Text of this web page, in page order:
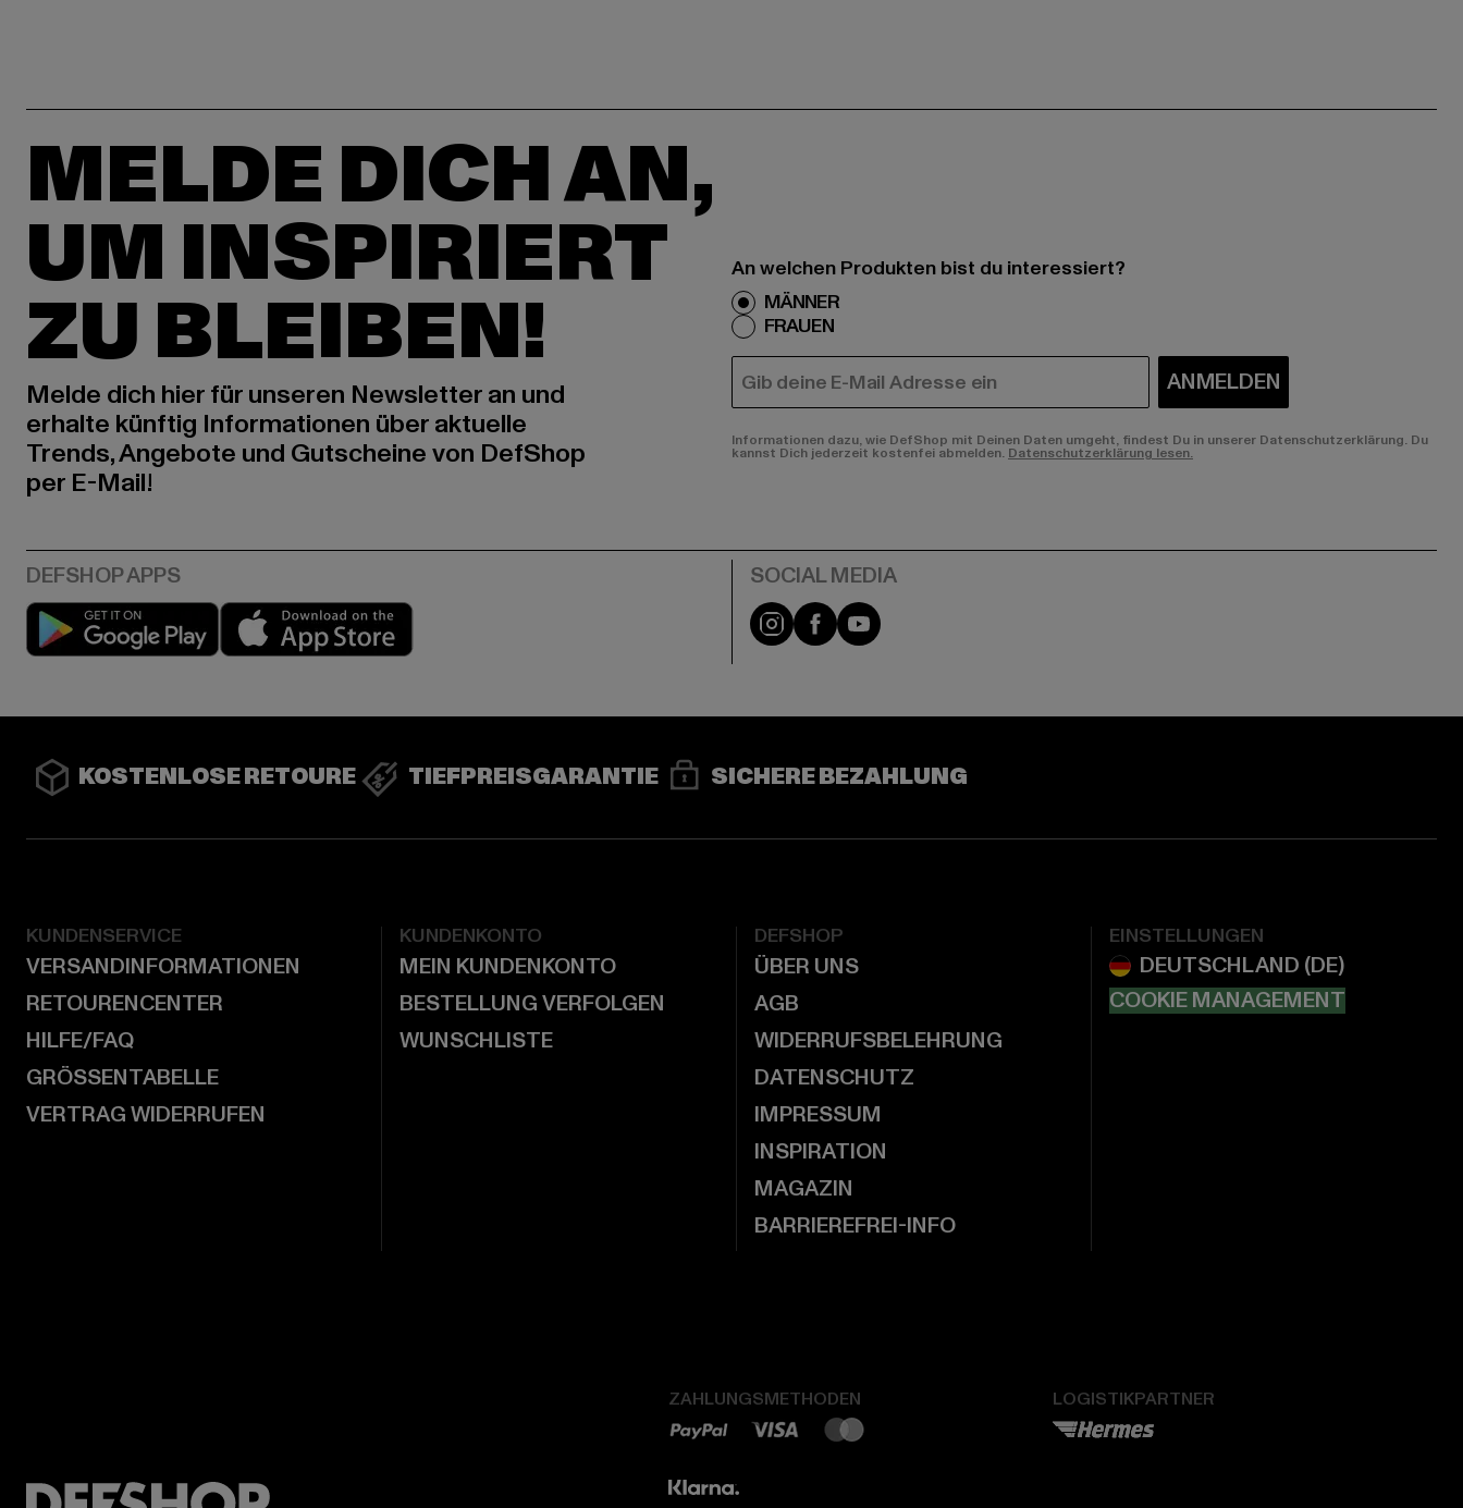
MELDE DICH AN,
UM INSPIRIERT
ZU BLEIBEN!
Melde dich hier für unseren Newsletter an und
erhalte künftig Informationen über aktuelle
Trends, Angebote und Gutscheine von DefShop
per E-Mail!
An welchen Produkten bist du interessiert?
MÄNNER
FRAUEN
E-MAIL ANMELDEN
Informationen dazu, wie DefShop mit Deinen Daten umgeht, findest Du in unserer Datenschutzerklärung. Du
kannst Dich jederzeit kostenfei abmelden. Datenschutzerklärung lesen.
Play market Instagram
FacebookYouTube
KOSTENLOSE RETOURE TIEFPREISGARANTIE SICHERE BEZAHLUNG
KUNDENSERVICE
VERSANDINFORMATIONEN
RETOURENCENTER
HILFE/FAQ
GRÖSSENTABELLE
VERTRAG WIDERRUFEN
KUNDENKONTO
MEIN KUNDENKONTO
BESTELLUNG VERFOLGEN
WUNSCHLISTE
DEFSHOP
ÜBER UNS
AGB
WIDERRUFSBELEHRUNG
DATENSCHUTZ
IMPRESSUM
INSPIRATION
MAGAZIN
BARRIEREFREI-INFO
EINSTELLUNGEN
COOKIE MANAGEMENT
ZAHLUNGSMETHODEN LOGISTIKPARTNER